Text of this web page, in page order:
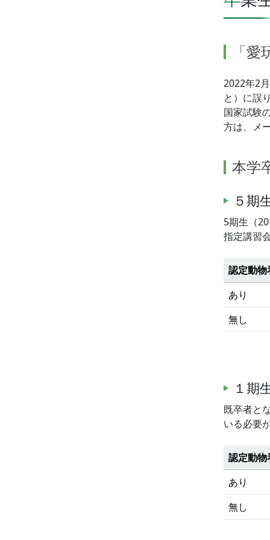
「
2022年2
と）に誤
国家試験
方は、メ
本学
５期
5期生（
指定講習
認定動物
あり
無し
１期
既卒者と
いる必要
認定動物
あり
無し